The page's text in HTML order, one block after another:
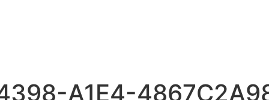
A1E4-